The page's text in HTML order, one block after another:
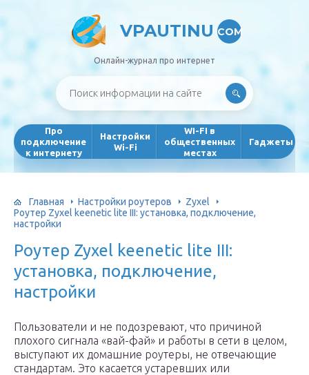
VPAUTINU COM
Онлайн-журнал про интернет
Про
подключение
к интернету
Настройки
Wi-Fi
WI-FI в
общественных
местах
Гаджеты
Главная Настройки роутеров
Zyxel
Роутер Zyxel keenetic lite III: установка, подключение,
настройки
Роутер Zyxel keenetic lite III:
установка, подключение,
настройки
Пользователи и не подозревают, что причиной
плохого сигнала «вай-фай» и работы в сети в целом,
выступают их домашние роутеры, не отвечающие
стандартам. Это касается устаревших или